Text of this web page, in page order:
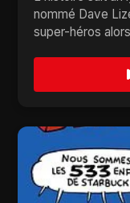
nommé Dave
super-héros